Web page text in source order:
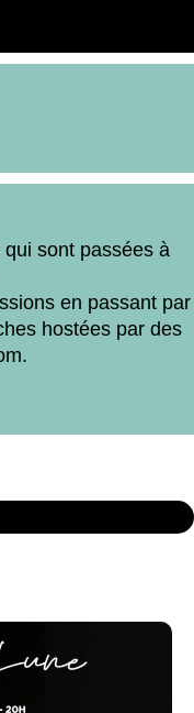
sont passées à
en passant par
hostées par des
Page